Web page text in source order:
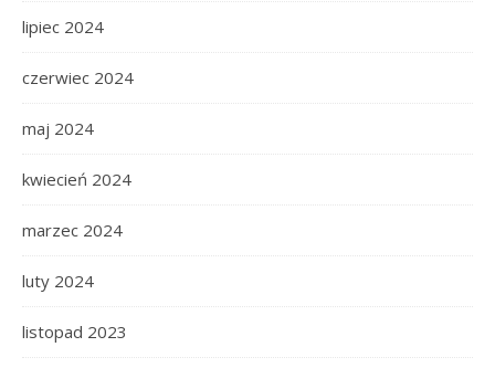
lipiec 2024
czerwiec 2024
maj 2024
kwiecień 2024
marzec 2024
luty 2024
listopad 2023